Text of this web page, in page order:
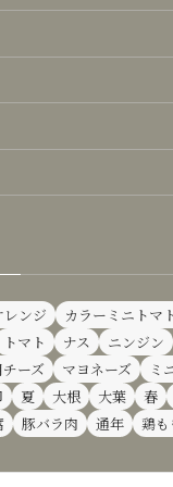
レンジ カラーミニトマ
トマト
ナス ニンジン
ーズ
マヨネーズ ミ
夏 大根 大葉 春
豚バラ肉 通年 鶏も